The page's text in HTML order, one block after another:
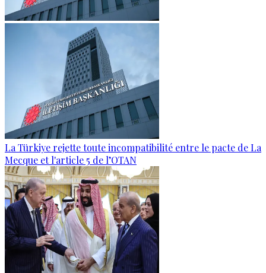
La Türkiye rejette toute incompatibilité entre le pacte de La
Mecque et l'article 5 de l’OTAN